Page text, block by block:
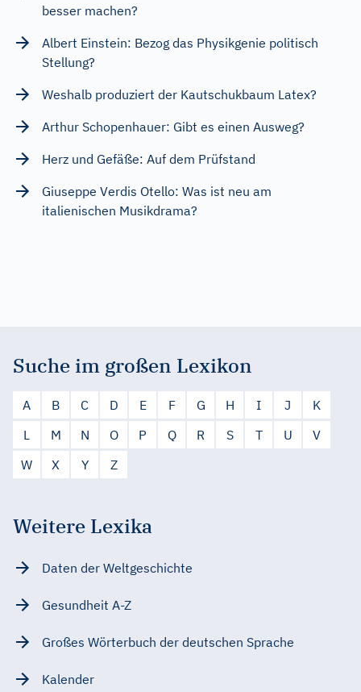
besser machen?
Albert Einstein: Bezog das Physikgenie politisch
Stellung?
Weshalb produziert der Kautschukbaum Latex?
Arthur Schopenhauer: Gibt es einen Ausweg?
Herz und Gefäße: Auf dem Prüfstand
Giuseppe Verdis Otello: Was ist neu am
italienischen Musikdrama?
Suche im großen Lexikon
A B C D E F G H I J
K
L
M N O P Q R S T U
V
W
X Y Z
Weitere Lexika
Daten der Weltgeschichte
Gesundheit A-Z
Großes Wörterbuch der deutschen Sprache
Kalender